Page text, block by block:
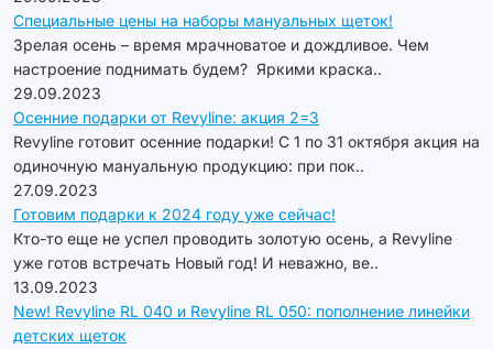
Специальные цены на наборы мануальных щеток!
Зрелая осень – время мрачноватое и дождливое. Чем
настроение поднимать будем? Яркими краска..
29.09.2023
Осенние подарки от Revyline: акция 2=3
Revyline готовит осенние подарки! С 1 по 31 октября акция на
одиночную мануальную продукцию: при пок..
27.09.2023
Готовим подарки к 2024 году уже сейчас!
Кто-то еще не успел проводить золотую осень, а Revyline
уже готов встречать Новый год! И неважно, ве..
13.09.2023
New! Revyline RL 040 и Revyline RL 050: пополнение линейки
детских щеток